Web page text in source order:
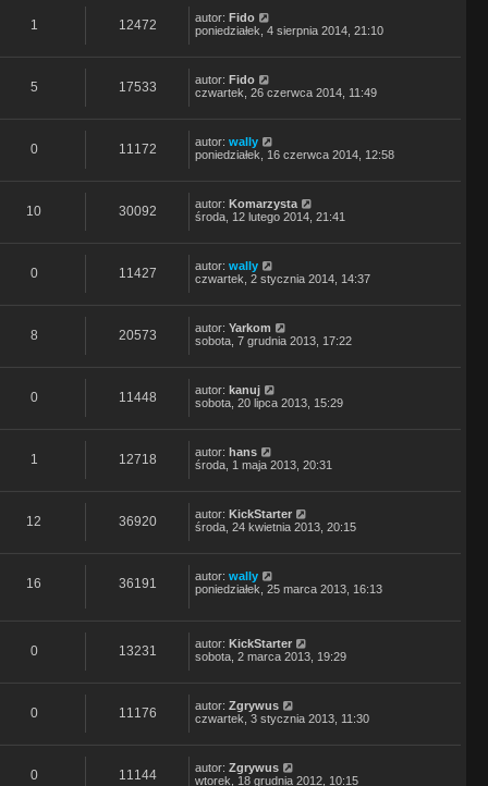
1 12472 autor: Fido
poniedziałek, 4 sierpnia 2014, 21:10
5 17533 autor: Fido
czwartek, 26 czerwca 2014, 11:49
0 11172 autor: wally
poniedziałek, 16 czerwca 2014, 12:58
10 30092 autor: Komarzysta
środa, 12 lutego 2014, 21:41
0 11427 autor: wally
czwartek, 2 stycznia 2014, 14:37
8 20573 autor: Yarkom
sobota, 7 grudnia 2013, 17:22
0 11448 autor: kanuj
sobota, 20 lipca 2013, 15:29
1 12718 autor: hans
środa, 1 maja 2013, 20:31
12 36920 autor: KickStarter
środa, 24 kwietnia 2013, 20:15
16 36191 autor: wally
poniedziałek, 25 marca 2013, 16:13
0 13231 autor: KickStarter
sobota, 2 marca 2013, 19:29
0 11176 autor: Zgrywus
czwartek, 3 stycznia 2013, 11:30
0 11144 autor: Zgrywus
wtorek, 18 grudnia 2012, 10:15